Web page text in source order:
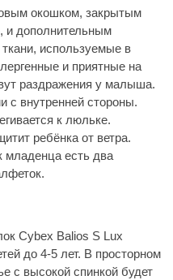
окошком, закрытым
и дополнительным
используемые в
и приятные на
раздражения у малыша.
с внутренней стороны.
к люльке.
ребёнка от ветра.
младенца есть два
Cybex Balios S Lux
до 4-5 лет. В просторном
с высокой спинкой будет